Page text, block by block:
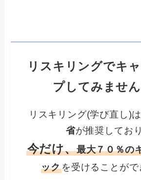
リスキリングでキ
プしてみませ
リスキリング(学び直し)
省が推奨しており
今だけ、最大７０％の
ックを受けることがで